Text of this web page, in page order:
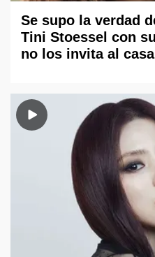
Se supo la verdad
Tini Stoessel con
no los invita al